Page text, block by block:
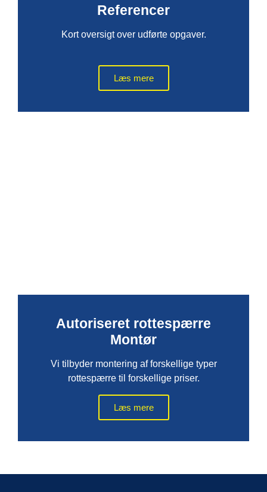
Referencer
Kort oversigt over udførte opgaver.
Læs mere
Autoriseret rottespærre
Montør
Vi tilbyder montering af forskellige typer
rottespærre til forskellige priser.
Læs mere